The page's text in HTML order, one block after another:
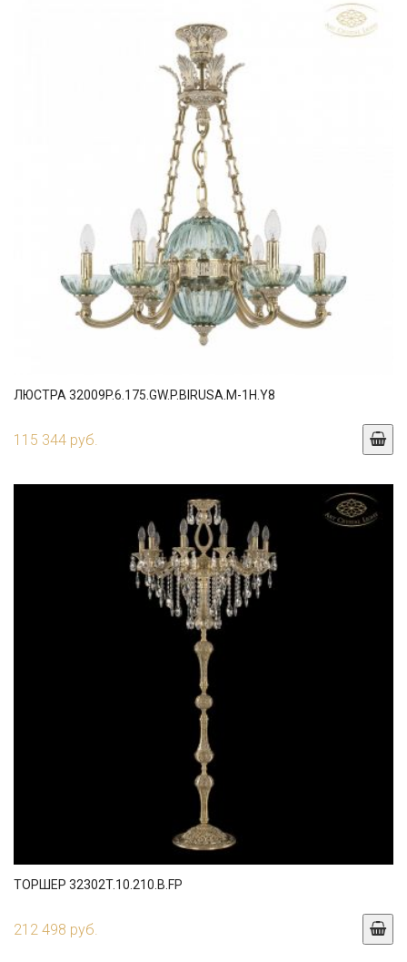
ЛЮСТРА 32009P.6.175.GW.P.BIRUSA.M-1H.Y8
115 344 руб.
ТОРШЕР 32302T.10.210.B.FP
212 498 руб.